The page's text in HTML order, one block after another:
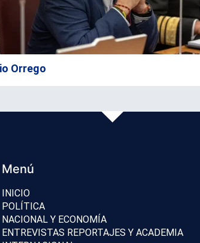
Orrego
Menú
INICIO
POLÍTICA
NACIONAL Y ECONOMÍA
ENTREVISTAS REPORTAJES Y ACADEMIA